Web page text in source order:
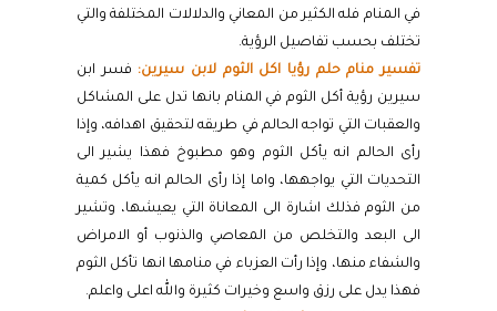
في المنام فله الكثير من المعاني والدلالات المختلفة والتي
تختلف بحسب تفاصيل الرؤية.
تفسير منام حلم رؤيا اكل الثوم لابن سيرين: فسر ابن
سيرين رؤية أكل الثوم في المنام بانها تدل على المشاكل
والعقبات التي تواجه الحالم في طريقه لتحقيق اهدافه، وإذا
رأى الحالم انه يأكل الثوم وهو مطبوخ فهذا يشير الى
التحديات التي يواجهها، واما إذا رأى الحالم انه يأكل كمية
من الثوم فذلك اشارة الى المعاناة التي يعيشها، وتشير
الى البعد والتخلص من المعاصي والذنوب أو الامراض
والشفاء منها، وإذا رأت العزباء في منامها انها تأكل الثوم
فهذا يدل على رزق واسع وخيرات كثيرة والله اعلى واعلم.